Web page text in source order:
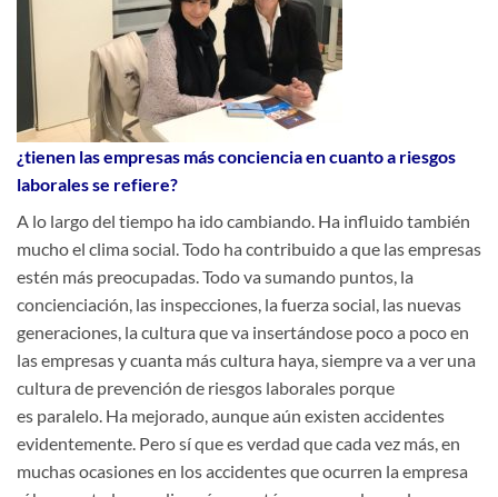
¿tienen las empresas más conciencia en cuanto a riesgos
laborales se refiere?
A lo largo del tiempo ha ido cambiando. Ha influido también
mucho el clima social. Todo ha contribuido a que las empresas
estén más preocupadas. Todo va sumando puntos, la
concienciación, las inspecciones, la fuerza social, las nuevas
generaciones, la cultura que va insertándose poco a poco en
las empresas y cuanta más cultura haya, siempre va a ver una
cultura de prevención de riesgos laborales porque
es paralelo. Ha mejorado, aunque aún existen accidentes
evidentemente. Pero sí que es verdad que cada vez más, en
muchas ocasiones en los accidentes que ocurren la empresa